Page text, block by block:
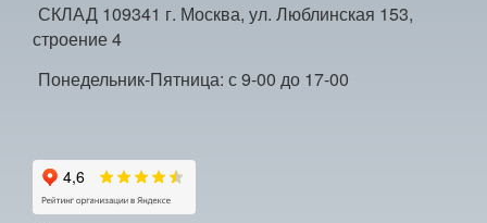
СКЛАД 109341 г. Москва, ул. Люблинская 153,
строение 4
Понедельник-Пятница: с 9-00 до 17-00